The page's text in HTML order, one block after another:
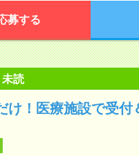
募する
未読
け！医療施設で受付